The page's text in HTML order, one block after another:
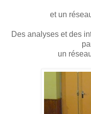
et un
Des analyses et des
un